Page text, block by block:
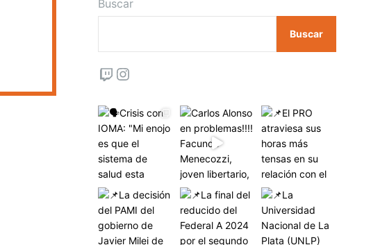
Buscar
Buscar
Twitch